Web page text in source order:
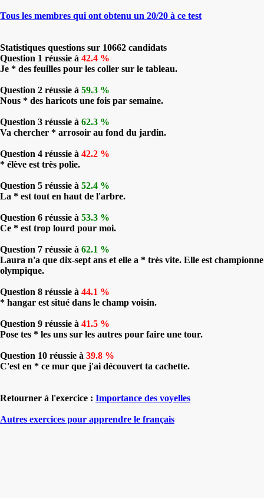
Tous les membres qui ont obtenu un 20/20 à ce test
Statistiques questions sur 10662 candidats
Question 1 réussie à 42.4 %
Je * des feuilles pour les coller sur le tableau.
Question 2 réussie à 59.3 %
Nous * des haricots une fois par semaine.
Question 3 réussie à 62.3 %
Va chercher * arrosoir au fond du jardin.
Question 4 réussie à 42.2 %
* élève est très polie.
Question 5 réussie à 52.4 %
La * est tout en haut de l'arbre.
Question 6 réussie à 53.3 %
Ce * est trop lourd pour moi.
Question 7 réussie à 62.1 %
Laura n'a que dix-sept ans et elle a * très vite. Elle est championne
olympique.
Question 8 réussie à 44.1 %
* hangar est situé dans le champ voisin.
Question 9 réussie à 41.5 %
Pose tes * les uns sur les autres pour faire une tour.
Question 10 réussie à 39.8 %
C'est en * ce mur que j'ai découvert ta cachette.
Retourner à l'exercice : Importance des voyelles
Autres exercices pour apprendre le français